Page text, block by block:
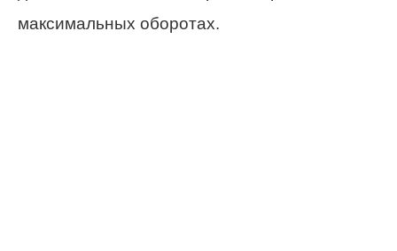
максимальных оборотах.